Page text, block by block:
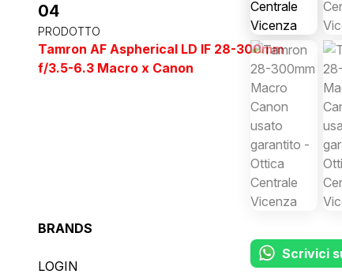
04
PRODOTTO
Tamron AF Aspherical LD IF 28-300mm
f/3.5-6.3 Macro x Canon
BRANDS
LOGIN
Scrivici